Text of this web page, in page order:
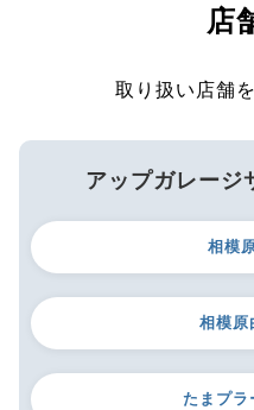
店
取り扱い店舗
アップガレージ
相模
相模原
たまプラ